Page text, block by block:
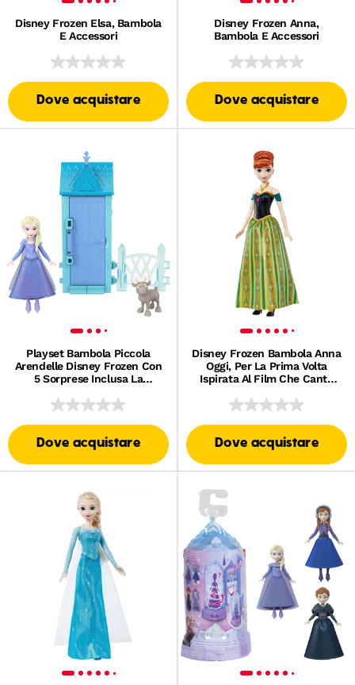
Disney Frozen Elsa, Bambola
E Accessori
Dove acquistare
Disney Frozen Anna,
Bambola E Accessori
Dove acquistare
Playset Bambola Piccola
Arendelle Disney Frozen Con
5 Sorprese Inclusa La
Variare)
Dove acquistare
Disney Frozen Bambola Anna
Oggi, Per La Prima Volta
Ispirata Al Film Che Canta
Bambola' in 4 Lingue
Dove acquistare